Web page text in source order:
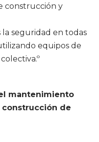
construcción y
la seguridad en todas
equipos de
mantenimiento
construcción de